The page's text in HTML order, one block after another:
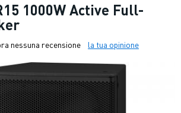
1000W Active Full-
nessuna recensione la tua opinione